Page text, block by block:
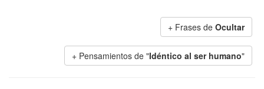
+ Frases de Ocultar
+ Pensamientos de "Idéntico al ser humano"